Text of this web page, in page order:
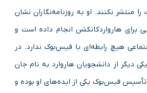
منتشر نکنند. او به روزنامه‌نگاران نشان
برای هارواردکانکشن انجام داده است و
هیچ رابطه‌ای با فیس‌بوک ندارد. در
یکی دیگر از دانشجویان هاروارد به نام جان
فیس‌بوک یکی از ایده‌های او بوده و